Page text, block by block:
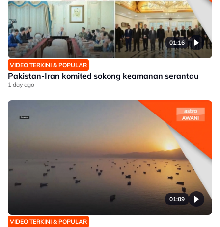
01:16
VIDEO TERKINI & POPULAR
Pakistan-Iran komited sokong keamanan serantau
1 day ago
01:09
VIDEO TERKINI & POPULAR